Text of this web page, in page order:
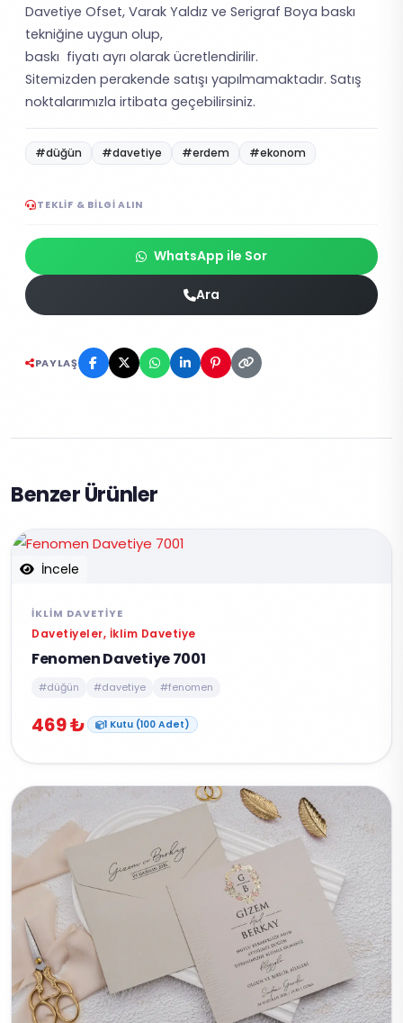
Davetiye Ofset, Varak Yaldız ve Serigraf Boya baskı
tekniğine uygun olup,
baskı fiyatı ayrı olarak ücretlendirilir.
Sitemizden perakende satışı yapılmamaktadır. Satış
noktalarımızla irtibata geçebilirsiniz.
#düğün #davetiye #erdem #ekonom
TEKLIF & BILGI ALIN
WhatsApp ile Sor
Ara
PAYLAŞ
Benzer Ürünler
İncele
İKLIM DAVETIYE
Davetiyeler, İklim Davetiye
Fenomen Davetiye 7001
#düğün #davetiye #fenomen
469 ₺ 1 Kutu (100 Adet)